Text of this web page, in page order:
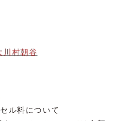
川村朝谷
ル料について